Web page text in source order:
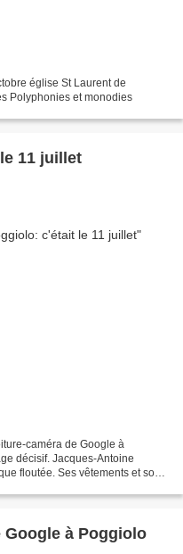
église St Laurent de
Polyphonies et monodies
11 juillet
caméra de Google à
décisif. Jacques-Antoine
floutée. Ses vêtements et son
Google à Poggiolo